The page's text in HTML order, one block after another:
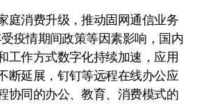
庭消费升级，推动固网通信业务
疫情期间政策等因素影响，国内
工作方式数字化持续加速，应用
断延展，钉钉等远程在线办公应
协同的办公、教育、消费模式的